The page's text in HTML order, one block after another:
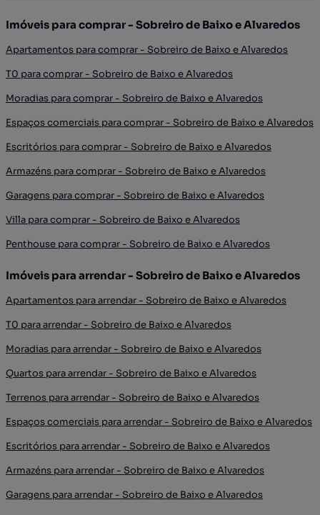
Imóveis para comprar - Sobreiro de Baixo e Alvaredos
Apartamentos para comprar - Sobreiro de Baixo e Alvaredos
T0 para comprar - Sobreiro de Baixo e Alvaredos
Moradias para comprar - Sobreiro de Baixo e Alvaredos
Espaços comerciais para comprar - Sobreiro de Baixo e Alvaredos
Escritórios para comprar - Sobreiro de Baixo e Alvaredos
Armazéns para comprar - Sobreiro de Baixo e Alvaredos
Garagens para comprar - Sobreiro de Baixo e Alvaredos
Villa para comprar - Sobreiro de Baixo e Alvaredos
Penthouse para comprar - Sobreiro de Baixo e Alvaredos
Imóveis para arrendar - Sobreiro de Baixo e Alvaredos
Apartamentos para arrendar - Sobreiro de Baixo e Alvaredos
T0 para arrendar - Sobreiro de Baixo e Alvaredos
Moradias para arrendar - Sobreiro de Baixo e Alvaredos
Quartos para arrendar - Sobreiro de Baixo e Alvaredos
Terrenos para arrendar - Sobreiro de Baixo e Alvaredos
Espaços comerciais para arrendar - Sobreiro de Baixo e Alvaredos
Escritórios para arrendar - Sobreiro de Baixo e Alvaredos
Armazéns para arrendar - Sobreiro de Baixo e Alvaredos
Garagens para arrendar - Sobreiro de Baixo e Alvaredos